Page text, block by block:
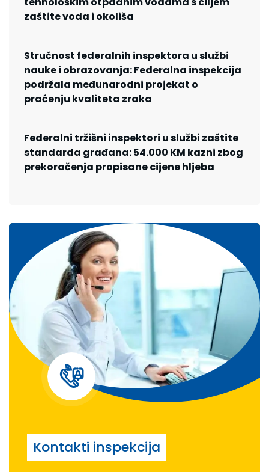
zaštite voda i okoliša
Stručnost federalnih inspektora u službi
nauke i obrazovanja: Federalna inspekcija
podržala međunarodni projekat o
praćenju kvaliteta zraka
Federalni tržišni inspektori u službi zaštite
standarda građana: 54.000 KM kazni zbog
prekoračenja propisane cijene hljeba
Kontakti inspekcija